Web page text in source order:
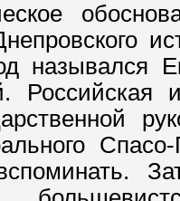
назывался
Российская